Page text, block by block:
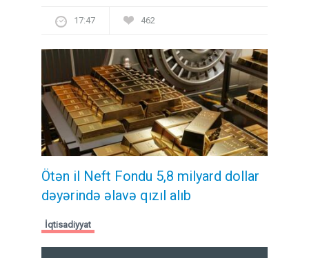
17:47 462
Ötən il Neft Fondu 5,8 milyard dollar
dəyərində əlavə qızıl alıb
İqtisadiyyat